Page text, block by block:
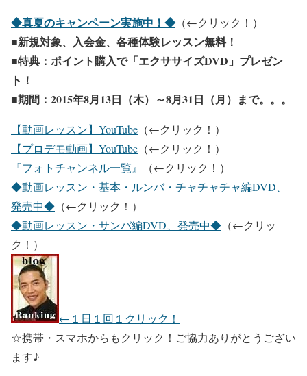
◆真夏のキャンペーン実施中！◆ （←クリック！）
■新規対象、入会金、各種体験レッスン無料！
■特典：ポイント購入で「エクササイズDVD」プレゼン
ト！
■期間：2015年8月13日（木）～8月31日（月）まで。。。
【動画レッスン】YouTube （←クリック！）
【プロデモ動画】YouTube （←クリック！）
『フォトチャンネル一覧』
（←クリック！）
◆動画レッスン・基本・ルンバ・チャチャチャ編DVD、
発売中◆ （←クリック！）
◆動画レッスン・サンバ編DVD、発売中◆ （←クリッ
ク！）
←１日１回１クリック！
☆携帯・スマホからもクリック！ご協力ありがとうござい
ます♪